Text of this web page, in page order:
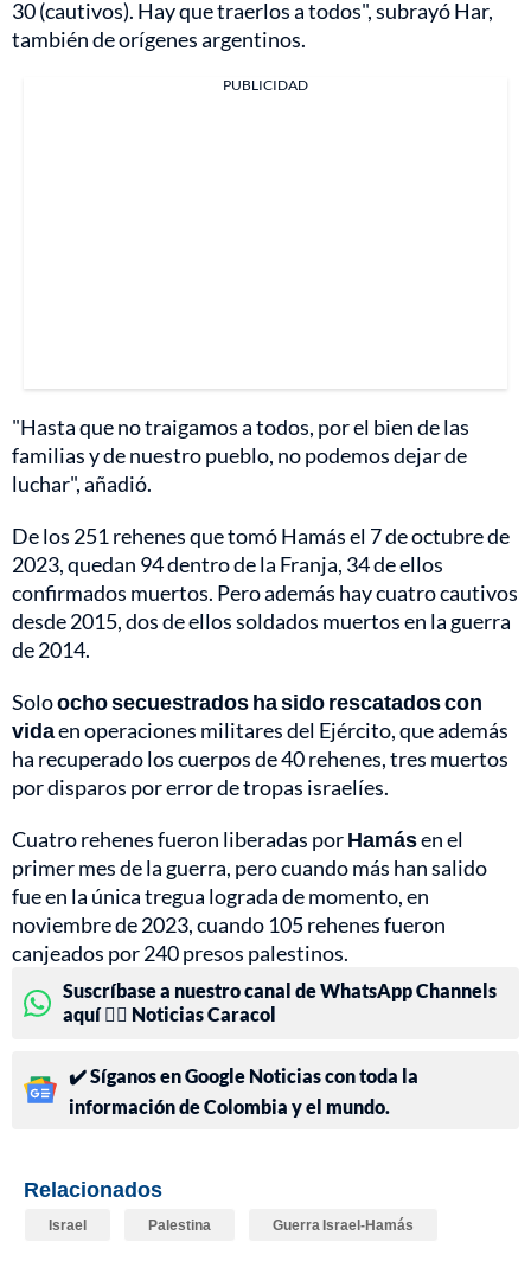
30 (cautivos). Hay que traerlos a todos", subrayó Har,
también de orígenes argentinos.
PUBLICIDAD
"Hasta que no traigamos a todos, por el bien de las
familias y de nuestro pueblo, no podemos dejar de
luchar", añadió.
De los 251 rehenes que tomó Hamás el 7 de octubre de
2023, quedan 94 dentro de la Franja, 34 de ellos
confirmados muertos. Pero además hay cuatro cautivos
desde 2015, dos de ellos soldados muertos en la guerra
de 2014.
Soloocho secuestrados ha sido rescatados con
vidaen operaciones militares del Ejército, que además
ha recuperado los cuerpos de 40 rehenes, tres muertos
por disparos por error de tropas israelíes.
Cuatro rehenes fueron liberadas porHamásen el
primer mes de la guerra, pero cuando más han salido
fue en la única tregua lograda de momento, en
noviembre de 2023, cuando 105 rehenes fueron
canjeados por 240 presos palestinos.
Suscríbase a nuestro canal de WhatsApp Channels
aquí 👉🏻 Noticias Caracol
✔️ Síganos en Google Noticias con toda la
información de Colombia y el mundo.
Relacionados
Israel Palestina Guerra Israel-Hamás